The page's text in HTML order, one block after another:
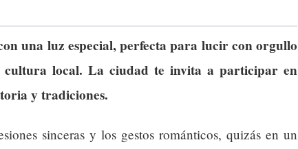
una luz especial, perfecta para lucir con orgullo
local. La ciudad te invita a participar en
y tradiciones.
sinceras y los gestos románticos, quizás en un